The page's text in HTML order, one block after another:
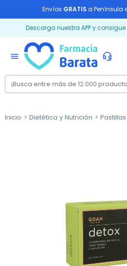
Envíos GRATIS a Península
Descarga nuestra APP y consigue
menu
Inicio Dietética y Nutrición